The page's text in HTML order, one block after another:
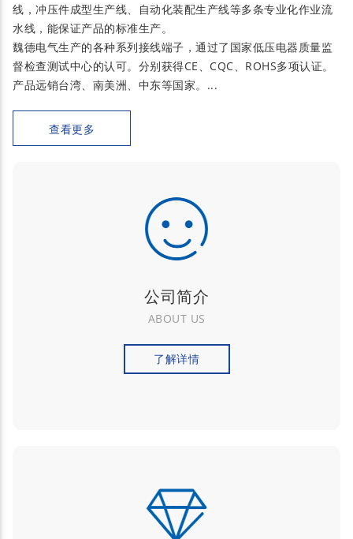
线，冲压件成型生产线、自动化装配生产线等多条专业化作业流
水线，能保证产品的标准生产。
魏德电气生产的各种系列接线端子，通过了国家低压电器质量监
督检查测试中心的认可。分别获得CE、CQC、ROHS多项认证。
产品远销台湾、南美洲、中东等国家。...
查看更多
公司简介
ABOUT US
了解详情